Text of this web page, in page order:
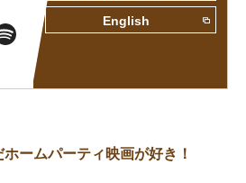
English
ームパーティ映画が好き！